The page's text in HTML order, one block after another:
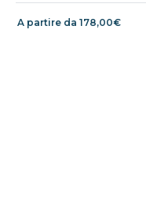
A partire da 178,00€